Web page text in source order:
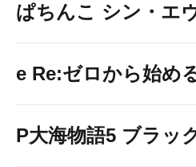
ぱちんこ シン・エ
e Re:ゼロから始め
P大海物語5 ブラッ